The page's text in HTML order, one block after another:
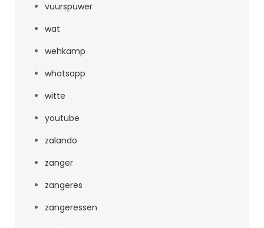
vuurspuwer
wat
wehkamp
whatsapp
witte
youtube
zalando
zanger
zangeres
zangeressen